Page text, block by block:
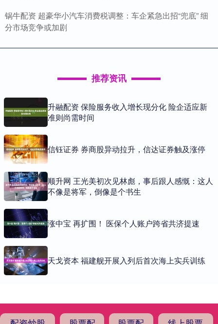
锅牛配资 超豪华小汽车消费税调整：车企紧急出招“兜底” 细
分市场竞争或加剧
推荐资讯
升融配资 保险服务收入增长现分化 险企适应新
准则尚需时间
信钰证券 券商股异动拉升，信达证券触及涨停
顺升网 王光美初次见林彪，事后跟人感慨：这人
不像是将军，倒像是个书生
涨中宝 再扩围！ 医保个人账户跨省共济提速
天戈资本 福建舰开展入列后首次海上实兵训练